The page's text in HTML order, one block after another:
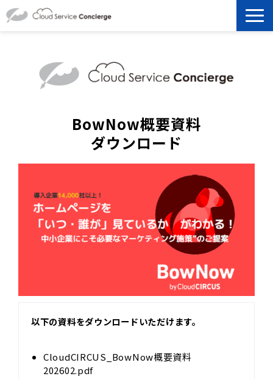
選ばれる理由
資料ダウンロード
よくあるご質問
BowNow概要資料
ダウンロード
以下の資料をダウンロードいただけます。
CloudCIRCUS_BowNow概要資料
202602.pdf